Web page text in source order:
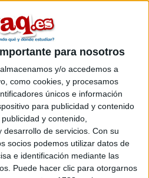
para nosotros
almacenamos y/o accedemos a
como cookies, y procesamos
únicos e información
para publicidad y contenido
y contenido,
desarrollo de servicios. Con su
socios podemos utilizar datos de
e identificación mediante las
Puede hacer clic para otorgarnos
Desconectado
me matricule en comunicacion
de Murcia), he buscado
nada sobre como es la
etc. Entonces, si alguien
favor que me ayude y me cuente
si hay buenos profesores, si
bastante practica, si es
si esta aprendiendo y
urgente por favor no quiero